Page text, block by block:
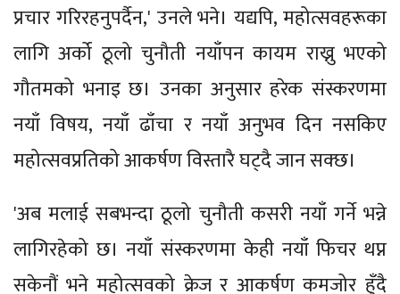
प्रचार गरिरहनुपर्दैन,' उनले भने। यद्यपि, महोत्सवहरूका
लागि अर्को ठूलो चुनौती नयाँपन कायम राख्नु भएको
गौतमको भनाइ छ। उनका अनुसार हरेक संस्करणमा
नयाँ विषय, नयाँ ढाँचा र नयाँ अनुभव दिन नसकिए
महोत्सवप्रतिको आकर्षण विस्तारै घट्दै जान सक्छ।
'अब मलाई सबभन्दा ठूलो चुनौती कसरी नयाँ गर्ने भन्ने
लागिरहेको छ। नयाँ संस्करणमा केही नयाँ फिचर थप्न
सकेनौं भने महोत्सवको क्रेज र आकर्षण कमजोर हुँदै